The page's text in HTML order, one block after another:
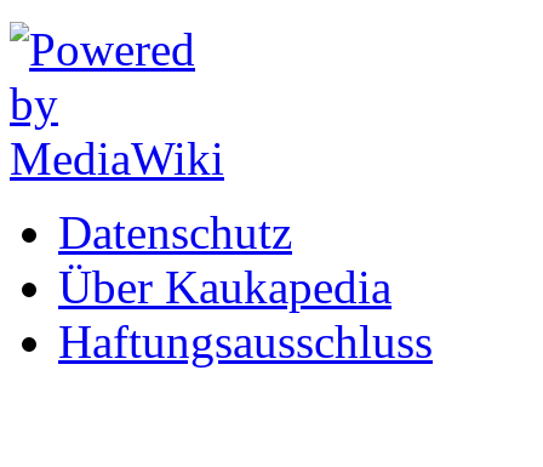
Datenschutz
Über Kaukapedia
Haftungsausschluss